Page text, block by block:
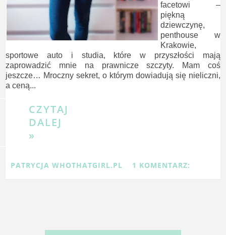
facetowi –
piękną
dziewczynę,
penthouse w
Krakowie,
sportowe auto i studia, które w przyszłości mają
zaprowadzić mnie na prawnicze szczyty. Mam coś
jeszcze… Mroczny sekret, o którym dowiadują się nieliczni,
a ceną...
CZYTAJ
DALEJ
»
PATRYCJA WHOTHATGIRL.PL 1 KOMENTARZ: